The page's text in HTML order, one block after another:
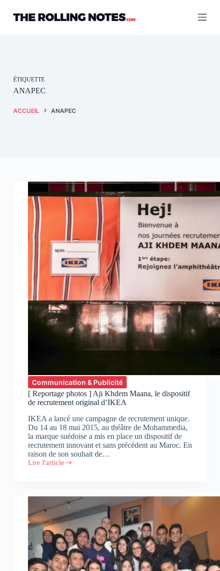
contenu
ÉTIQUETTE
ANAPEC
ACCUEIL ANAPEC
Communication & Publicité
[ Reportage photos ] Aji Khdem Maana, le dispositif
de recrutement original d’IKEA
IKEA a lancé une campagne de recrutement unique.
Du 14 au 18 mai 2015, au théâtre de Mohammedia,
la marque suédoise a mis en place un dispositif de
recrutement innovant et sans précédent au Maroc. En
raison de son souhait de…
Lire l'article
[
Aji
Khdem
Maana,
le
dispositif
de
recrutement
original
d’IKEA